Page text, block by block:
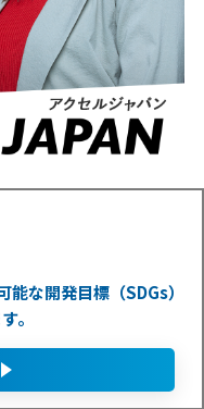
な開発目標（SDGs）
。